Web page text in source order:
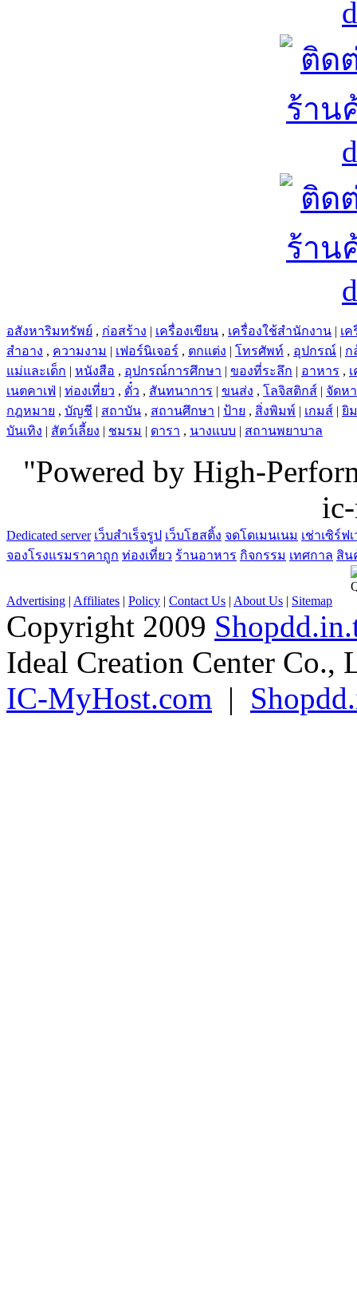
อสังหาริมทรัพย์ , ก่อสร้าง | เครื่องเขียน , เครื่องใช้สำนักงาน | เ
สำอาง , ความงาม | เฟอร์นิเจอร์ , ตกแต่ง | โทรศัพท์ , อุปกรณ์ | ก
แม่และเด็ก | หนังสือ , อุปกรณ์การศึกษา | ของที่ระลึก | อาหาร ,
เนตคาเฟ่ | ท่องเที่ยว , ตั๋ว , สันทนาการ | ขนส่ง , โลจิสติกส์ | จัดห
กฎหมาย , บัญชี | สถาบัน , สถานศึกษา | ป้าย , สิ่งพิมพ์ | เกมส์ | ยิม
บันเทิง | สัตว์เลี้ยง | ชมรม | ดารา , นางแบบ | สถานพยาบาล
"Powered by High-
Dedicated server เว็บสำเร็จรูป เว็บโฮสติ้ง จดโดเมนเนม เช่าเซิร์ฟ
จองโรงแรมราคาถูก ท่องเที่ยว ร้านอาหาร กิจกรรม เทศกาล สิน
Advertising | Affiliates | Policy | Contact Us | About Us | Sitemap
Copyright 2009
Ideal Creation Center Co.,
IC-MyHost.com |